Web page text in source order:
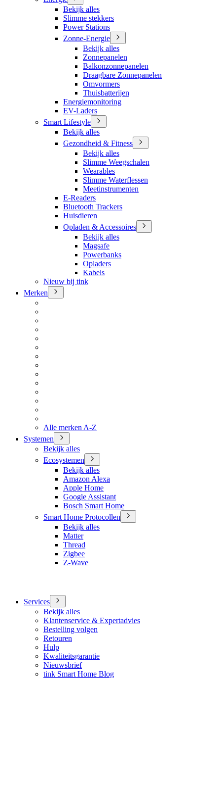
Bekijk alles
Slimme stekkers
Power Stations
Zonne-Energie
Bekijk alles
Zonnepanelen
Balkonzonnepanelen
Draagbare Zonnepanelen
Omvormers
Thuisbatterijen
Energiemonitoring
EV-Laders
Smart Lifestyle
Bekijk alles
Gezondheid & Fitness
Bekijk alles
Slimme Weegschalen
Wearables
Slimme Waterflessen
Meetinstrumenten
E-Readers
Bluetooth Trackers
Huisdieren
Opladen & Accessoires
Bekijk alles
Magsafe
Powerbanks
Opladers
Kabels
Nieuw bij tink
Merken
Alle merken A-Z
Systemen
Bekijk alles
Ecosystemen
Bekijk alles
Amazon Alexa
Apple Home
Google Assistant
Bosch Smart Home
Smart Home Protocollen
Bekijk alles
Matter
Thread
Zigbee
Z-Wave
Services
Bekijk alles
Klantenservice & Expertadvies
Bestelling volgen
Retouren
Hulp
Kwaliteitsgarantie
Nieuwsbrief
tink Smart Home Blog